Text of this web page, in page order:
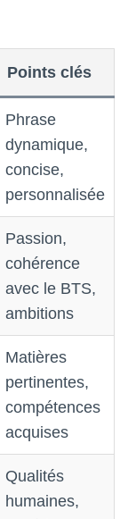
Points clés
Phrase
dynamique,
concise,
personnalisée
Passion,
cohérence
avec le BTS,
ambitions
Matières
pertinentes,
compétences
acquises
Qualités
humaines,